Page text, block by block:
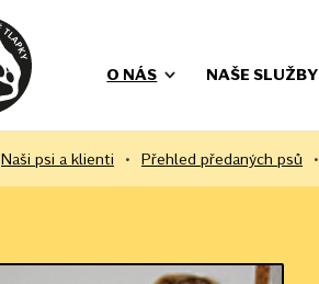
O NÁS NAŠE SLUŽBY
Naši psi a klienti • Přehled předaných psů •